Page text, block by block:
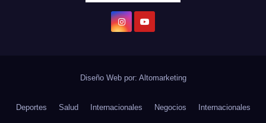
Diseño Web por: Altomarketing
Deportes Salud Internacionales Negocios Internacionales